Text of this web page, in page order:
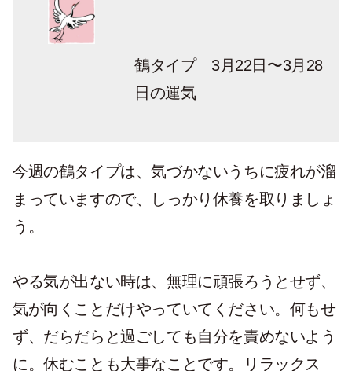
鶴タイプ 3月22日〜3月28
日の運気
今週の鶴タイプは、気づかないうちに疲れが溜
まっていますので、しっかり休養を取りましょ
う。
やる気が出ない時は、無理に頑張ろうとせず、
気が向くことだけやっていてください。何もせ
ず、だらだらと過ごしても自分を責めないよう
に。休むことも大事なことです。リラックス